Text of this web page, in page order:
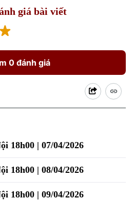
giá bài viết
0 đánh giá
18h00 | 07/04/2026
18h00 | 08/04/2026
18h00 | 09/04/2026